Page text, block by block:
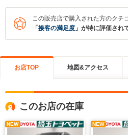
この販売店で購入された方のクチ
「 接客の満足度 」が特に評価され
お店TOP 地図&アクセス
このお店の在庫
NEW NEW